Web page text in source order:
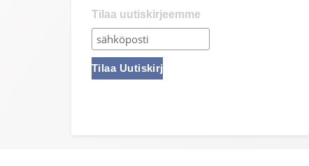
Tilaa uutiskirjeemme